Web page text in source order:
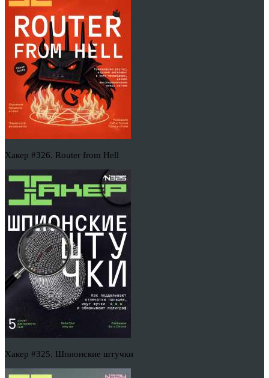
Хакер #326. Router from Hell
Хакер #325. Шпионские штучки